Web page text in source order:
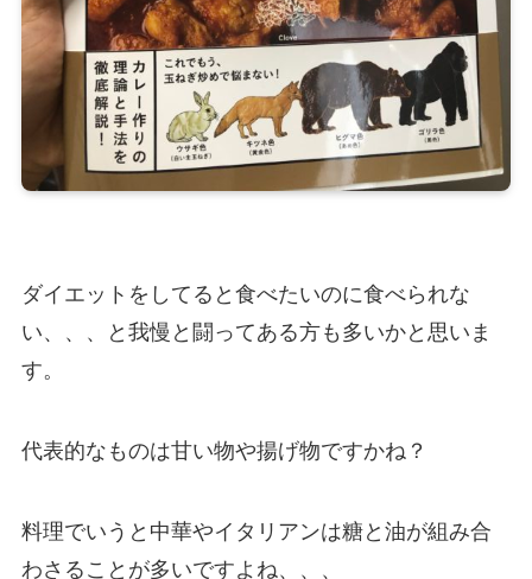
ダイエットをしてると食べたいのに食べられな
い、、、と我慢と闘ってある方も多いかと思いま
す。
代表的なものは甘い物や揚げ物ですかね？
料理でいうと中華やイタリアンは糖と油が組み合
わさることが多いですよね、、、